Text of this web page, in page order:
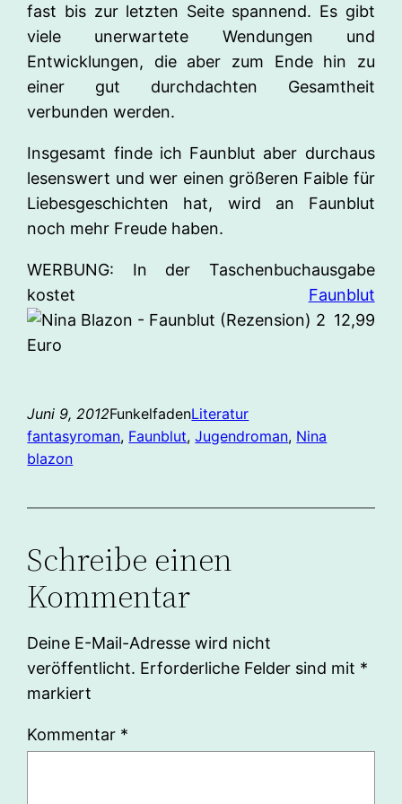
fast bis zur letzten Seite spannend. Es gibt
viele unerwartete Wendungen und
Entwicklungen, die aber zum Ende hin zu
einer gut durchdachten Gesamtheit
verbunden werden.
Insgesamt finde ich Faunblut aber durchaus
lesenswert und wer einen größeren Faible für
Liebesgeschichten hat, wird an Faunblut
noch mehr Freude haben.
WERBUNG: In der Taschenbuchausgabe
kostet Faunblut
12,99
Euro
Juni 9, 2012FunkelfadenLiteratur
fantasyroman, Faunblut, Jugendroman, Nina
blazon
Schreibe einen
Kommentar
Deine E-Mail-Adresse wird nicht
veröffentlicht. Erforderliche Felder sind mit *
markiert
Kommentar *